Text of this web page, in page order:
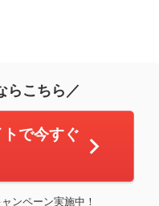
らこちら／
で今すぐ
ンペーン実施中！